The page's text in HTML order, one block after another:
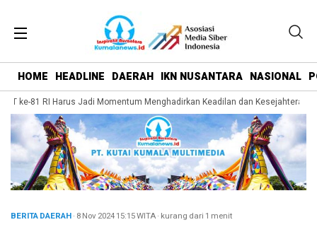
HOME HEADLINE DAERAH IKN NUSANTARA NASIONAL
ke-81 RI Harus Jadi Momentum Menghadirkan Keadilan dan Kesejahteraan
BERITA DAERAH· 8 Nov 202415:15WITA· kurang dari 1 menit